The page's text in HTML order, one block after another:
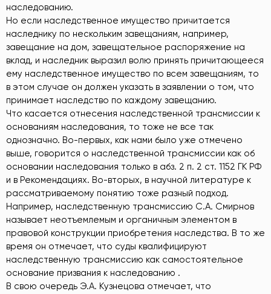
наследованию.
Но если наследственное имущество причитается
наследнику по нескольким завещаниям, например,
завещание на дом, завещательное распоряжение на
вклад, и наследник выразил волю принять причитающееся
ему наследственное имущество по всем завещаниям, то
в этом случае он должен указать в заявлении о том, что
принимает наследство по каждому завещанию.
Что касается отнесения наследственной трансмиссии к
основаниям наследования, то тоже не все так
однозначно. Во-первых, как нами было уже отмечено
выше, говорится о наследственной трансмиссии как об
основании наследования только в абз. 2 п. 2 ст. 1152 ГК РФ
и в Рекомендациях. Во-вторых, в научной литературе к
рассматриваемому понятию тоже разный подход.
Например, наследственную трансмиссию С.А. Смирнов
называет неотъемлемым и органичным элементом в
правовой конструкции приобретения наследства. В то же
время он отмечает, что суды квалифицируют
наследственную трансмиссию как самостоятельное
основание призвания к наследованию .
В свою очередь Э.А. Кузнецова отмечает, что